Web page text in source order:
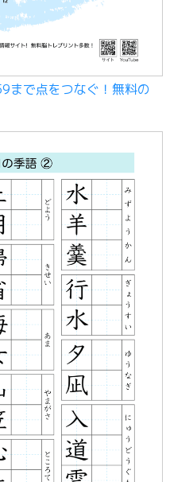
まで点をつなぐ！無料の